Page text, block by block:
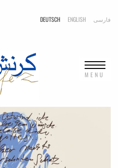
DEUTSCH ENGLISH فارسی
MENU